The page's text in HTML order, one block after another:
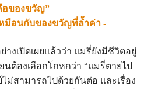
ของขวัญ”
หมือนกับของขวัญที่ล้ำค่า -
งเปิดเผยแล้วว่า แมรี่ยังมีชีวิตอยู่
นต้องเลือกโกหกว่า “แมรี่ตายไป
ม่สามารถไปด้วยกันต่อ และเรื่อง